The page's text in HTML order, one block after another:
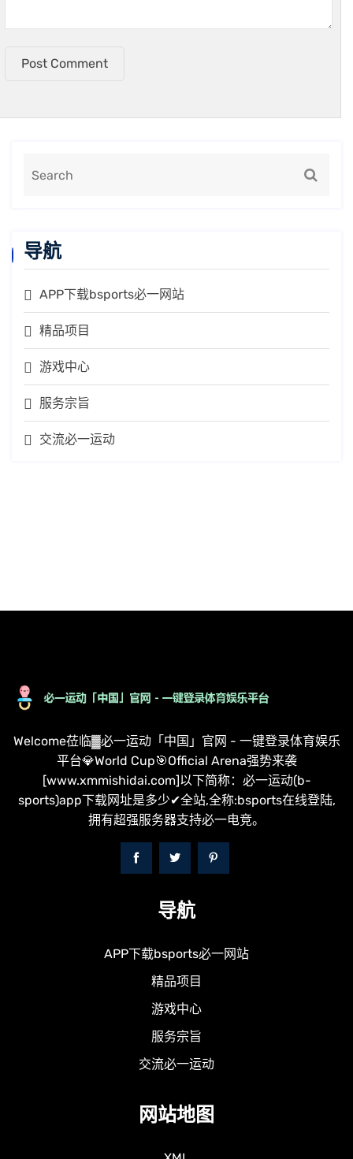
Post Comment
导航
APP下载bsports必一网站
精品项目
游戏中心
服务宗旨
交流必一运动
Welcome莅临▓必一运动「中国」官网 - 一键登录体育娱乐
平台💎World Cup🎯Official Arena强势来袭
[www.xmmishidai.com]以下简称：必一运动(b-
sports)app下载网址是多少✔全站,全称:bsports在线登陆,
拥有超强服务器支持必一电竞。
导航
APP下载bsports必一网站
精品项目
游戏中心
服务宗旨
交流必一运动
网站地图